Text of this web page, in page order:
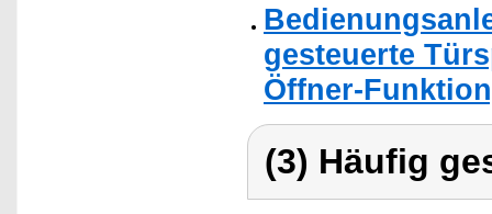
gesteuerte
Öffner-
(3) Häufig